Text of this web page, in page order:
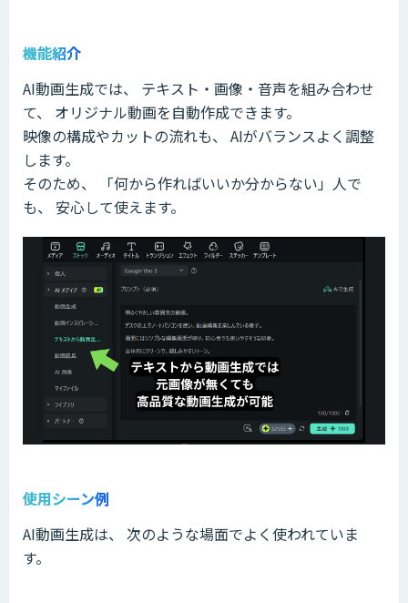
機能紹介
AI動画生成では、 テキスト・画像・音声を組み合わせ
て、 オリジナル動画を自動作成できます。
映像の構成やカットの流れも、 AIがバランスよく調整
します。
そのため、 「何から作ればいいか分からない」人で
も、 安心して使えます。
使用シーン例
AI動画生成は、 次のような場面でよく使われていま
す。